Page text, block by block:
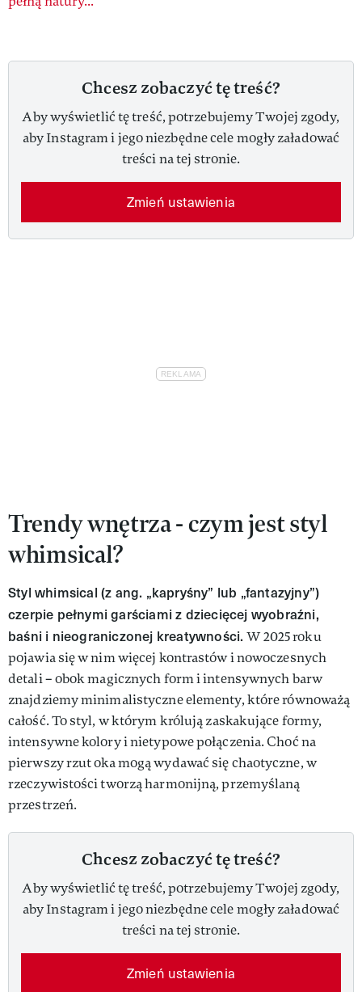
Chcesz zobaczyć tę treść?
Aby wyświetlić tę treść, potrzebujemy Twojej zgody,
aby Instagram i jego niezbędne cele mogły załadować
treści na tej stronie.
Zmień ustawienia
Trendy wnętrza - czym jest styl
whimsical?
Styl whimsical (z ang. „kapryśny” lub „fantazyjny”)
czerpie pełnymi garściami z dziecięcej wyobraźni,
baśni i nieograniczonej kreatywności. W 2025 roku
pojawia się w nim więcej kontrastów i nowoczesnych
detali – obok magicznych form i intensywnych barw
znajdziemy minimalistyczne elementy, które równoważą
całość. To styl, w którym królują zaskakujące formy,
intensywne kolory i nietypowe połączenia. Choć na
pierwszy rzut oka mogą wydawać się chaotyczne, w
rzeczywistości tworzą harmonijną, przemyślaną
przestrzeń.
Chcesz zobaczyć tę treść?
Aby wyświetlić tę treść, potrzebujemy Twojej zgody,
aby Instagram i jego niezbędne cele mogły załadować
treści na tej stronie.
Zmień ustawienia